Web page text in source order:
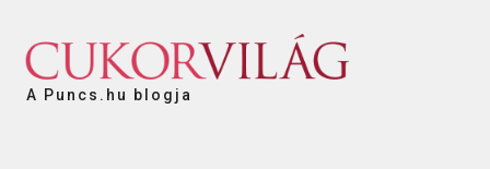
A Puncs.hu blogja